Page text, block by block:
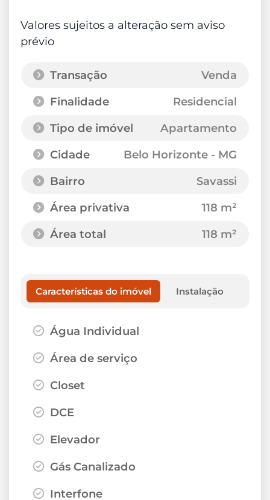
Valores sujeitos a alteração sem aviso
prévio
Transação
Venda
Finalidade
Residencial
Tipo de imóvel
Apartamento
Cidade
Belo Horizonte - MG
Bairro
Savassi
Área privativa
118 m²
Área total
118 m²
Características do imóvel Instalação
Água Individual
Área de serviço
Closet
DCE
Elevador
Gás Canalizado
Interfone